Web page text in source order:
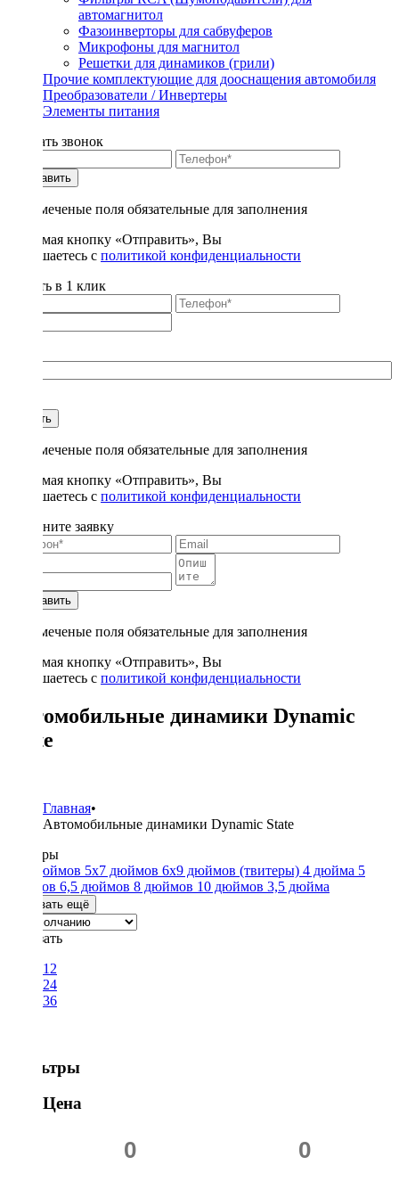
автомагнитол
Фазоинверторы для сабвуферов
Микрофоны для магнитол
Решетки для динамиков (грили)
Прочие комплектующие для дооснащения автомобиля
Преобразователи / Инвертеры
Элементы питания
Заказать звонок
Отправить
* - отмеченые поля обязательные для заполнения
Нажимая кнопку «Отправить», Вы
соглашаетесь с политикой конфиденциальности
Купить в 1 клик
Купить
* - отмеченые поля обязательные для заполнения
Нажимая кнопку «Отправить», Вы
соглашаетесь с политикой конфиденциальности
Заполните заявку
Отправить
* - отмеченые поля обязательные для заполнения
Нажимая кнопку «Отправить», Вы
соглашаетесь с политикой конфиденциальности
Автомобильные динамики Dynamic
State
Главная•
Автомобильные динамики Dynamic State
Размеры
4x6 дюймов 5x7 дюймов 6x9 дюймов (твитеры) 4 дюйма 5
дюймов 6,5 дюймов 8 дюймов 10 дюймов 3,5 дюйма
Показать ещё
Показать
12
24
36
Фильтры
Цена